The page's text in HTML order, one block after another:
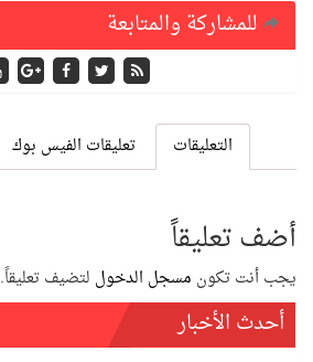
للمشاركة والمتابعة
التعليقات تعليقات الفيس بوك
أضف تعليقاً
يجب أنت تكون مسجل الدخول لتضيف تعليقاً.
أحدث الأخبار